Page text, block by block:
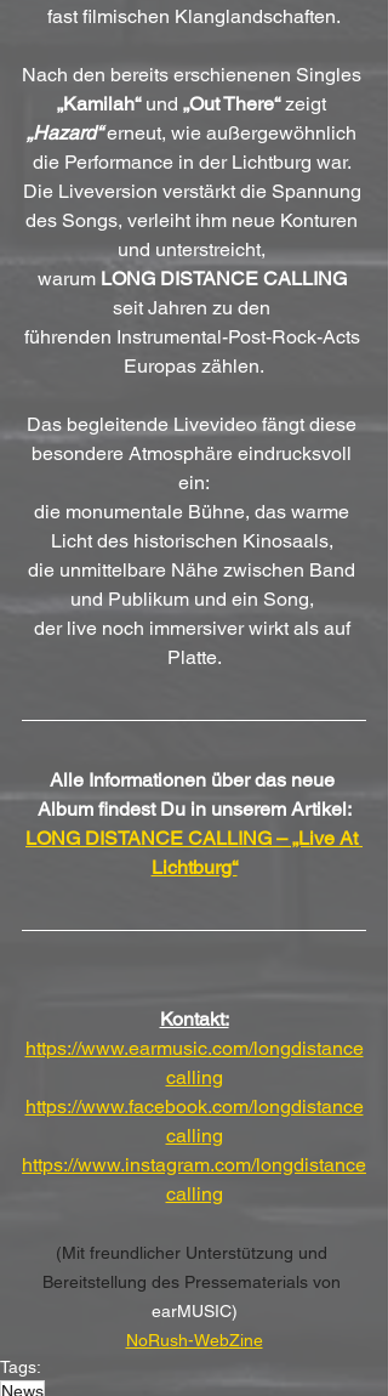
fast filmischen Klanglandschaften.
Nach den bereits erschienenen Singles
„Kamilah“ und „Out There“ zeigt
„Hazard“ erneut, wie außergewöhnlich
die Performance in der Lichtburg war.
Die Liveversion verstärkt die Spannung
des Songs, verleiht ihm neue Konturen
und unterstreicht,
warum LONG DISTANCE CALLING
seit Jahren zu den
führenden Instrumental-Post-Rock-Acts
Europas zählen.
Das begleitende Livevideo fängt diese
besondere Atmosphäre eindrucksvoll
ein:
die monumentale Bühne, das warme
Licht des historischen Kinosaals,
die unmittelbare Nähe zwischen Band
und Publikum und ein Song,
der live noch immersiver wirkt als auf
Platte.
Alle Informationen über das neue
Album findest Du in unserem Artikel:
LONG DISTANCE CALLING – „Live At
Lichtburg“
Kontakt:
https://www.earmusic.com/longdistance
calling
https://www.facebook.com/longdistance
calling
https://www.instagram.com/longdistance
calling
(Mit freundlicher Unterstützung und
Bereitstellung des Pressematerials von
earMUSIC)
NoRush-WebZine
Tags:
News